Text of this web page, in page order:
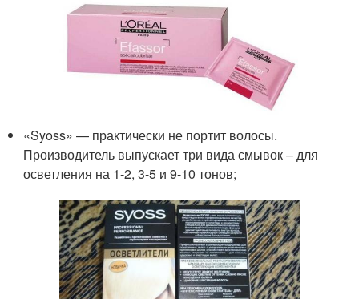
«Syoss» — практически не портит волосы.
Производитель выпускает три вида смывок – для
осветления на 1-2, 3-5 и 9-10 тонов;